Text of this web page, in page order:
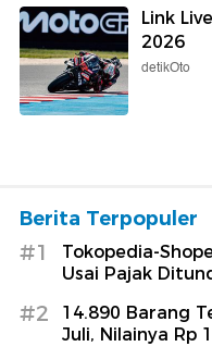
Link
2026
detikOto
Berita Terpopuler
#1
Tokopedia-
Usai Pajak
#2
14.890 Barang
Juli, Nilainya Rp